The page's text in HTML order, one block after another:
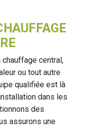
central,
ou tout autre
qualifiée est là
dans les
des
assurons une